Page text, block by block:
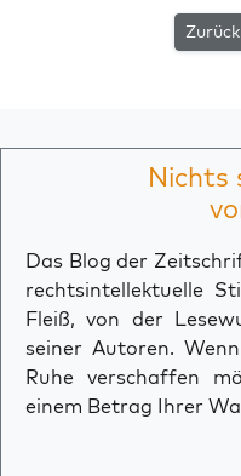
Nichts
Das Blog der
rechtsintellektuelle
Fleiß, von der
seiner Autoren.
Ruhe verschaffen
einem Betrag Ihrer